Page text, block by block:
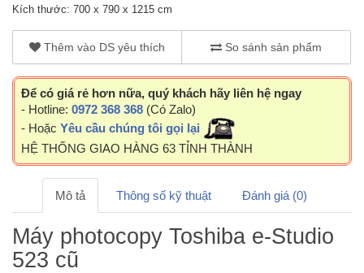
Kích thước: 700 x 790 x 1215 cm
Thêm vào DS yêu thích So sánh sản phẩm
Để có giá rẻ hơn nữa, quý khách hãy liên hệ ngay
- Hotline: 0972 368 368 (Có Zalo)
- Hoặc Yêu cầu chúng tôi gọi lại
HỆ THỐNG GIAO HÀNG 63 TỈNH THÀNH
Mô tả Thông số kỹ thuật Đánh giá (0)
Máy photocopy Toshiba e-Studio
523 cũ